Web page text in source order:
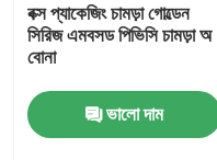
বক্স প্যাকেজিং চামড়া গোল্ডেন
সিরিজ এমবসড পিভিসি চামড়া অ
বোনা
ভালো দাম